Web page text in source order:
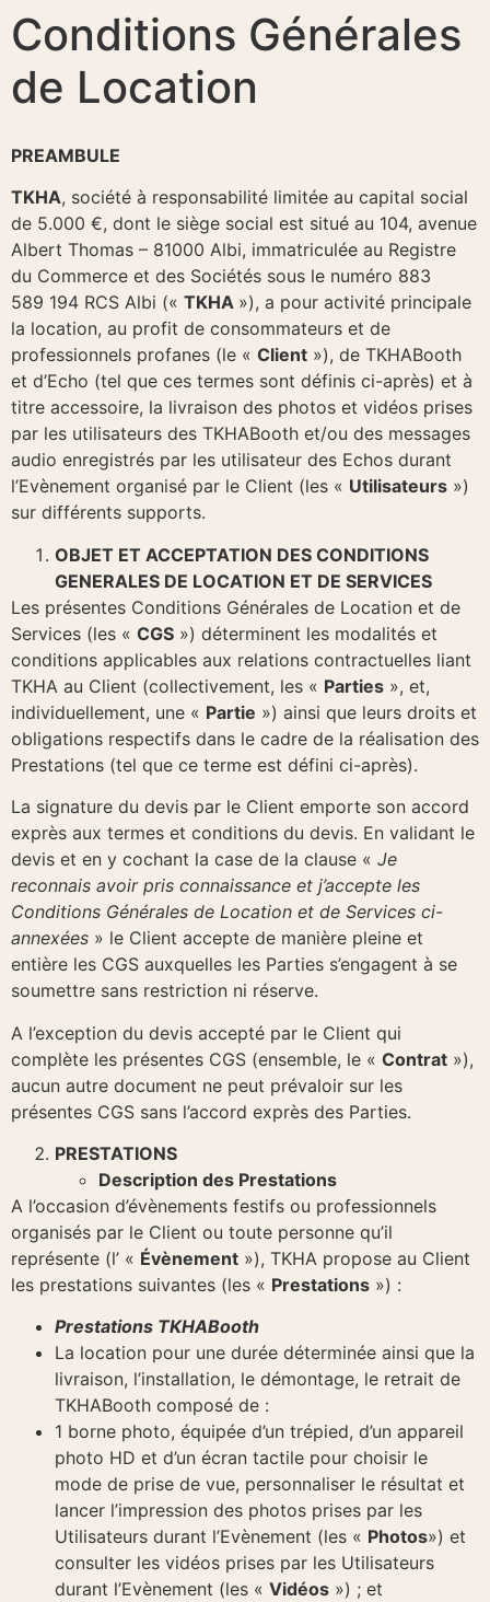
Conditions Générales
de Location
PREAMBULE
TKHA, société à responsabilité limitée au capital social
de 5.000 €, dont le siège social est situé au 104, avenue
Albert Thomas – 81000 Albi, immatriculée au Registre
du Commerce et des Sociétés sous le numéro 883
589 194 RCS Albi (« TKHA »), a pour activité principale
la location, au profit de consommateurs et de
professionnels profanes (le « Client »), de TKHABooth
et d’Echo (tel que ces termes sont définis ci-après) et à
titre accessoire, la livraison des photos et vidéos prises
par les utilisateurs des TKHABooth et/ou des messages
audio enregistrés par les utilisateur des Echos durant
l’Evènement organisé par le Client (les « Utilisateurs »)
sur différents supports.
OBJET ET ACCEPTATION DES CONDITIONS
GENERALES DE LOCATION ET DE SERVICES
Les présentes Conditions Générales de Location et de
Services (les « CGS ») déterminent les modalités et
conditions applicables aux relations contractuelles liant
TKHA au Client (collectivement, les « Parties », et,
individuellement, une « Partie ») ainsi que leurs droits et
obligations respectifs dans le cadre de la réalisation des
Prestations (tel que ce terme est défini ci-après).
La signature du devis par le Client emporte son accord
exprès aux termes et conditions du devis. En validant le
devis et en y cochant la case de la clause « Je
reconnais avoir pris connaissance et j’accepte les
Conditions Générales de Location et de Services ci-
annexées » le Client accepte de manière pleine et
entière les CGS auxquelles les Parties s’engagent à se
soumettre sans restriction ni réserve.
A l’exception du devis accepté par le Client qui
complète les présentes CGS (ensemble, le « Contrat »),
aucun autre document ne peut prévaloir sur les
présentes CGS sans l’accord exprès des Parties.
PRESTATIONS
Description des Prestations
A l’occasion d’évènements festifs ou professionnels
organisés par le Client ou toute personne qu’il
représente (l’ « Évènement »), TKHA propose au Client
les prestations suivantes (les « Prestations ») :
Prestations TKHABooth
La location pour une durée déterminée ainsi que la
livraison, l’installation, le démontage, le retrait de
TKHABooth composé de :
1 borne photo, équipée d’un trépied, d’un appareil
photo HD et d’un écran tactile pour choisir le
mode de prise de vue, personnaliser le résultat et
lancer l’impression des photos prises par les
Utilisateurs durant l’Evènement (les « Photos») et
consulter les vidéos prises par les Utilisateurs
durant l’Evènement (les « Vidéos ») ; et